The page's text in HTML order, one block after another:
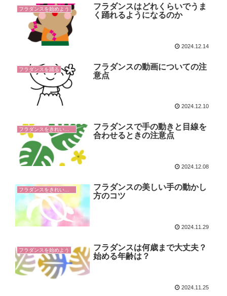
フラダンスを始めよう
フラダンスはどれくらいでうま
く踊れるようになるのか
2024.12.14
フラダンスを踊る
フラダンスの動画についての注
意点
2024.12.10
フラダンスをきれいに踊るコツ
フラダンスで手の動きと目線を
合わせるときの注意点
2024.12.08
フラダンスをきれいに踊るコツ
フラダンスの美しい手の動かし
方のコツ
2024.11.29
フラダンスを始めよう
フラダンスは何歳まで大丈夫？
始める年齢は？
2024.11.25